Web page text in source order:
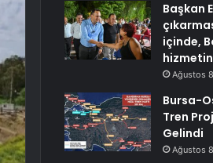
Başkan
içinde,
Ağustos
Bursa-
Tren
Gelindi
Ağustos